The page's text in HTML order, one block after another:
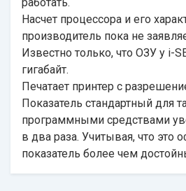
Насчет процессора и его
производитель пока не
Известно только, что ОЗУ у i-
гигабайт.
Печатает принтер с
Показатель стандартный для
программными средствами
в два раза. Учитывая, что это
показатель более чем